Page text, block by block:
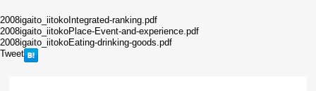
2008igaito_iitokoIntegrated-ranking.pdf
2008igaito_iitokoPlace-Event-and-experience.pdf
2008igaito_iitokoEating-drinking-goods.pdf
Tweet